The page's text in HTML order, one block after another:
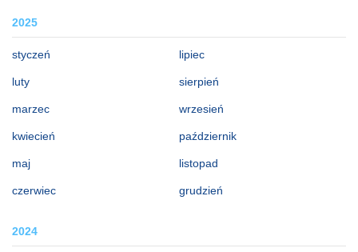
2025
styczeń
luty
marzec
kwiecień
maj
czerwiec
lipiec
sierpień
wrzesień
październik
listopad
grudzień
2024